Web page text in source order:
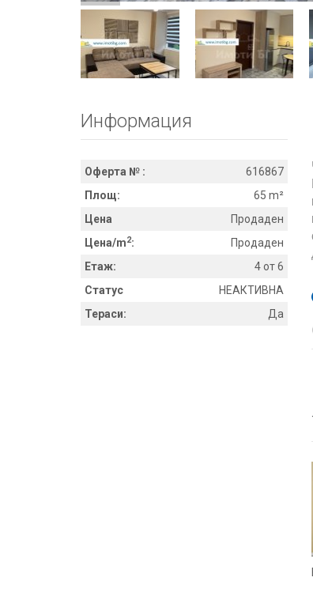
Информация
Оферта № :
616867
Площ:
65 m²
Цена
Продаден
Цена/m2:
Продаден
Етаж:
4 от 6
Статус
НЕАКТИВНА
Тераси:
Да